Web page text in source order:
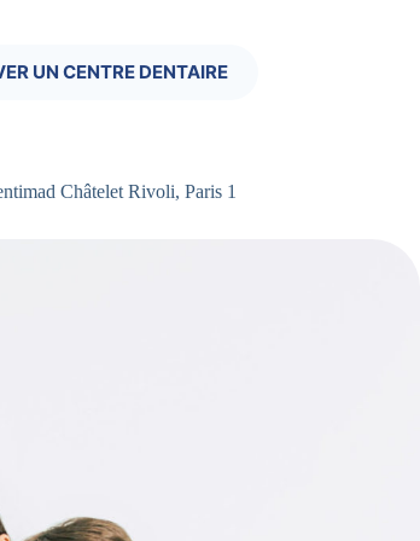
UN CENTRE DENTAIRE
Châtelet Rivoli, Paris 1